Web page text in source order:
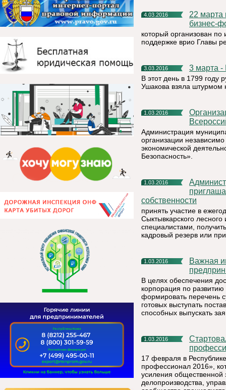
4.03.2016
22 марта в столице Республики Коми пройдёт региональный
бизнес-
который организован
поддержке врио Главы
3.03.2016 3
В этот день в 1799 году
Ушакова взяла штурмом
1.03.2016
Организации Республики Коми приглашаются к участию во
Администрация
организации
экономической
Безопасность».
1.03.2016
Администрация муниципального района «Княжпогостский»
собственности
принять участие в
Сыктывкарского
специалистами,
кадровый резерв или
1.03.2016
Важная информация для субъектов малого и среднего
В целях обеспечения
корпорация по
формировать перечень
готовых выступать
способных выпускать
1.03.2016
Стартовал республиканский конкурс «Кадровик-
17 февраля в
профессионал 2016»,
усиления общественной
делопроизводства,